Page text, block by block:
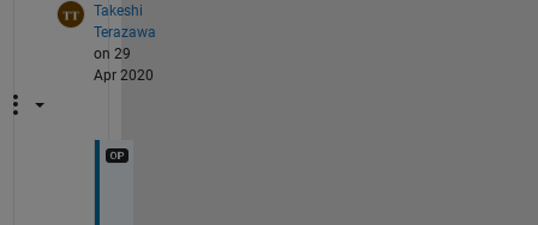
Takeshi
Terazawa
on 29
Apr 2020